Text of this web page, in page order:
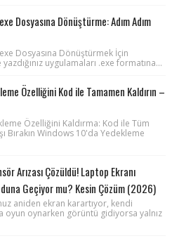
Dosyasına Dönüştürme: Adım Adım
Dosyasına Dönüştürmek İçin
uygulamaları .exe formatına...
Özelliğini Kod ile Tamamen Kaldırın –
Özelliğini Kaldırma: Kod ile Tüm
Bırakın Windows 10'da Yedekleme
Arızası Çözüldü! Laptop Ekranı
Geçiyor mu? Kesin Çözüm (2026)
aniden ekran karartıyor, kendi
oyun oynarken görüntü gidiyorsa yalnız